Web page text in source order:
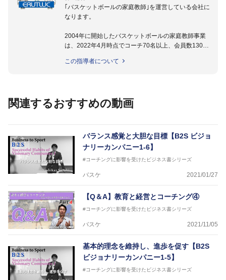
｢バスケットボールの家庭教師｣を運営している会社に
なります。
2004年に開始したバスケットボールの家庭教師事業
は、2022年4月時点でコーチ70名以上、会員数1300
指導実績多数・各地講習会なども担当しており、「は
など多くの書籍・DVDも監修しています。
2016年U12ナショナルキャンプヘッドコーチ
2016年U13ナショナルキャンプヘッドコーチ
2016年男子日本代表サポートコーチ
2017年U12ナショナルキャンプヘッドコーチ
2017年U13ナショナルキャンプヘッドコーチ
2017年男子日本代表サポートコーチ
2018年U22日本代表スプリングキャンプアドバイザ
リーコーチ
2018年U12ナショナルキャンプヘッドコーチ
2018年U13ナショナルキャンプヘッドコーチ
2018年～2021年男子日本代表サポートコーチ
この指導者について
関連するおすすめの動画
バランス感覚と大胆な目標【B2S ビジョ
ナリーカンパニー1-6】
#コーチングに影響を受けたビジネス書シリーズ
バスケ 2021/01/27
【Q＆A】教育と経営とコーチング④
#コーチングに影響を受けたビジネス書シリーズ
バスケ 2021/11/05
基本的理念を維持し、進歩を促す【B2S
ビジョナリーカンパニー1-5】
#コーチングに影響を受けたビジネス書シリーズ